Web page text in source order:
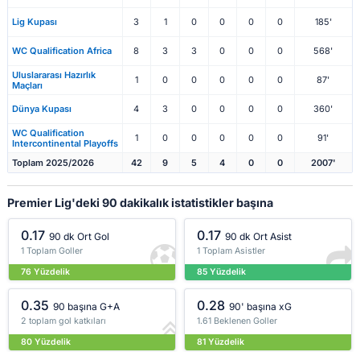
Lig Kupası 3 1 0 0 0 0 185'
WC Qualification Africa 8 3 3 0 0 0 568'
Uluslararası Hazırlık
Maçları
1 0 0 0 0 0 87'
Dünya Kupası 4 3 0 0 0 0 360'
WC Qualification
Intercontinental Playoffs
1 0 0 0 0 0 91'
Toplam 2025/2026 42 9 5 4 0 0 2007'
Premier Lig'deki 90 dakikalık istatistikler başına
0.17 90 dk Ort Gol
1 Toplam Goller
76 Yüzdelik
0.17 90 dk Ort Asist
1 Toplam Asistler
85 Yüzdelik
0.35 90 başına G+A
2 toplam gol katkıları
80 Yüzdelik
0.28 90' başına xG
1.61 Beklenen Goller
81 Yüzdelik